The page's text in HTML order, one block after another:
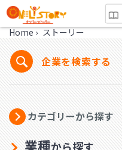
Home › ストーリー
企業を検索する
カテゴリーから探す
業種から探す